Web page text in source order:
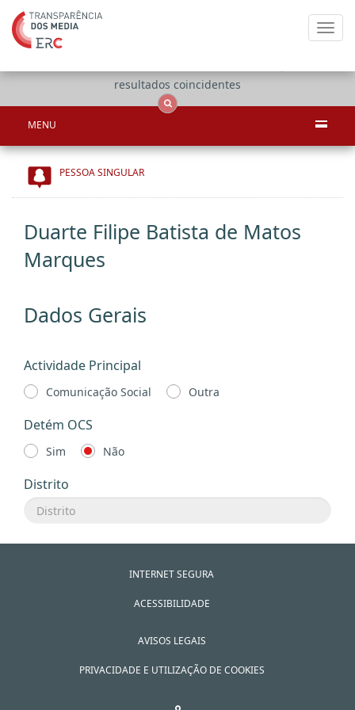
resultados coincidentes
MENU
PESSOA SINGULAR
Duarte Filipe Batista de Matos
Marques
Dados Gerais
Actividade Principal
Comunicação Social Outra
Detém OCS
Sim Não
Distrito
INTERNET SEGURA
ACESSIBILIDADE
AVISOS LEGAIS
PRIVACIDADE E UTILIZAÇÃO DE COOKIES